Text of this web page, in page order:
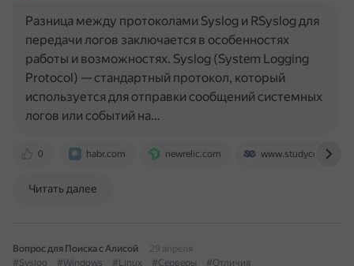
0 habr.com newrelic.com
Разница между протоколами Syslog и RSyslog для
передачи логов заключается в особенностях
работы и возможностях. Syslog (System Logging
Protocol) — стандартный протокол, который
используется для отправки сообщений системных
логов или событий на…
Читать далее
Вопрос для Поиска с Алисой
29 апреля
#Syslog
#Windows #Linux #Серверы #Отличия